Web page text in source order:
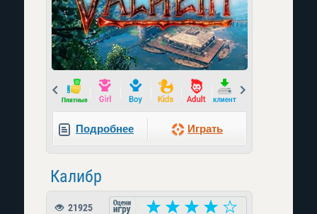
Prev
Подробнее Играть
Калибр
21925